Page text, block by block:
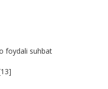
foydali suhbat